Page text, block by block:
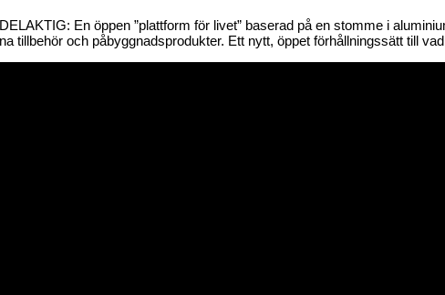
En öppen ”plattform för livet” baserad på en stomme i
tillbehör och påbyggnadsprodukter. Ett nytt, öppet förhållningssätt till